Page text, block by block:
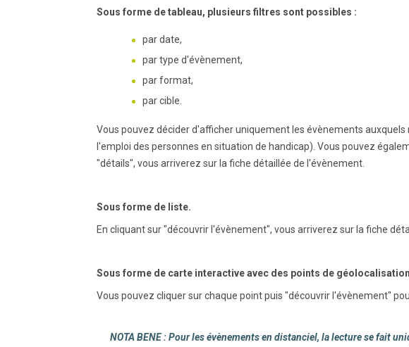
Sous forme de tableau, plusieurs filtres sont possibles :
par date,
par type d'évènement,
par format,
par cible.
Vous pouvez décider d'afficher uniquement les évènements
l'emploi des personnes en situation de handicap). Vous pouvez
"détails", vous arriverez sur la fiche détaillée de l'évènement.
Sous forme de liste.
En cliquant sur "découvrir l'évènement", vous arriverez sur la fiche
Sous forme de carte interactive avec des points de
Vous pouvez cliquer sur chaque point puis "découvrir l'évènement"
NOTA BENE : Pour les évènements en distanciel, la lecture se fait